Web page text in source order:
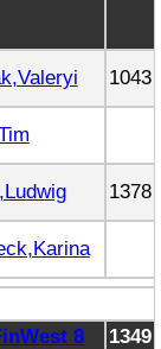
1043
1378
8 1349